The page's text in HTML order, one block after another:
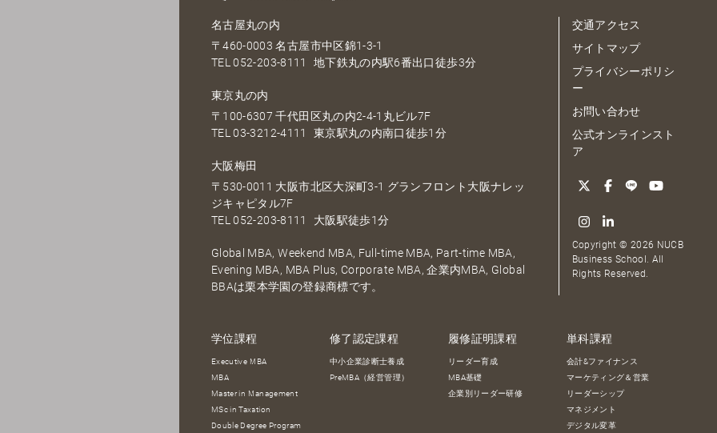
名古屋丸の内
〒460-0003 名古屋市中区錦1-3-1
TEL052-203-8111 地下鉄丸の内駅6番出口徒歩3分
東京丸の内
〒100-6307 千代田区丸の内2-4-1丸ビル7F
TEL03-3212-4111 東京駅丸の内南口徒歩1分
大阪梅田
〒530-0011 大阪市北区大深町3-1 グランフロント大阪ナレッ
ジキャピタル7F
TEL052-203-8111 大阪駅徒歩1分
Global MBA, Weekend MBA, Full-time MBA, Part-time MBA,
Evening MBA, MBA Plus, Corporate MBA, 企業内MBA, Global
BBAは栗本学園の登録商標です。
交通アクセス
サイトマップ
プライバシーポリシ
ー
お問い合わせ
公式オンラインスト
ア
Copyright © 2026 NUCB
Business School. All
Rights Reserved.
学位課程
Executive MBA
MBA
Master in Management
MSc in Taxation
Double Degree Program
修了認定課程
中小企業診断士養成
PreMBA（経営管理）
履修証明課程
リーダー育成
MBA基礎
企業別リーダー研修
単科課程
会計&ファイナンス
マーケティング＆営業
リーダーシップ
マネジメント
デジタル変革